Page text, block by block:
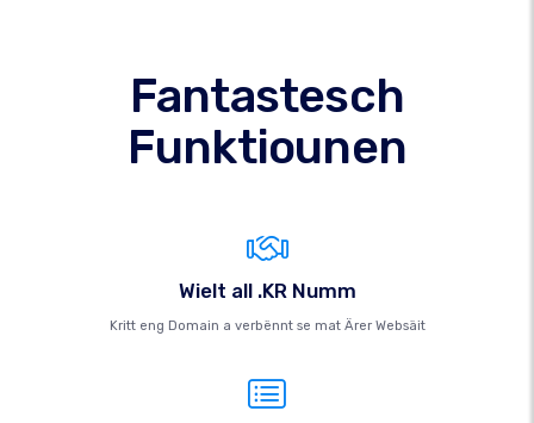
Fantastesch
Funktiounen
Wielt all .KR Numm
Kritt eng Domain a verbënnt se mat Ärer Websäit